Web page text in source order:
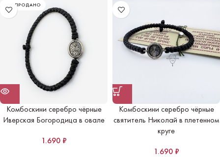
РАСПРОДАНО
Комбоскини серебро чёрные
Иверская Богородица в овале
1.690 ₽
Комбоскини серебро чёрные
святитель Николай в плетенном
круге
1.690 ₽